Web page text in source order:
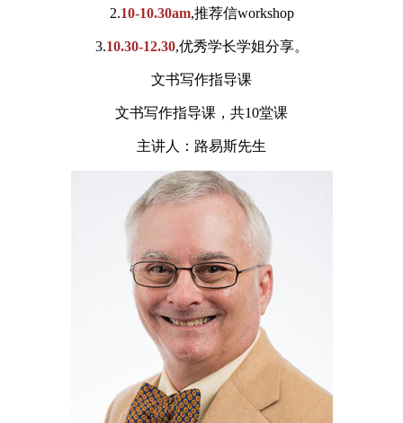
2.10-10.30am,推荐信workshop
3.10.30-12.30,优秀学长学姐分享。
文书写作指导课
文书写作指导课，共10堂课
主讲人：路易斯先生